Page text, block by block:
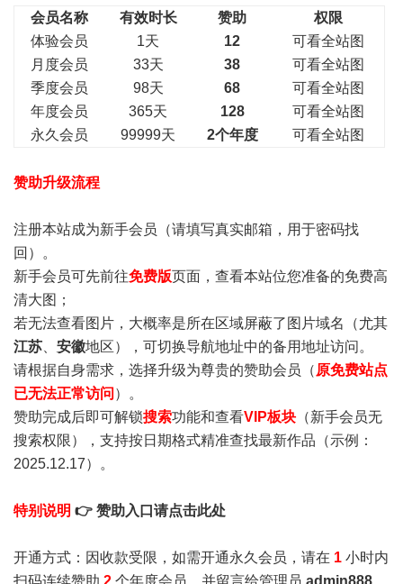
会员名称 有效时长 赞助
权限
体验会员
1天 12
可看全站图
月度会员
33天 38
可看全站图
季度会员
98天 68
可看全站图
年度会员
365天 128
可看全站图
永久会员
99999天 2个年度 可看全站图
赞助升级流程
注册本站成为新手会员 （请填写真实邮箱，用于密码找
回）。
新手会员可先前往免费版页面，查看本站位您准备的免费高
清大图；
若无法查看图片，大概率是所在区域屏蔽了图片域名（尤其
江苏
安徽地区），可切换导航地址中的备用地址访问。
请根据自身需求，选择升级为尊贵的赞助会员（ 原免费站点
已无法正常访问 ）。
赞助完成后即可解锁搜索功能和查看VIP板块 （新手会员无
搜索权限），支持按日期格式精准查找最新作品（示例：
2025.12.17）。
特别说明 👉 赞助入口请点击此处
开通方式：因收款受限，如需开通永久会员，请在 1 小时内
扫码连续赞助 2 个年度会员，并留言给管理员 admin888